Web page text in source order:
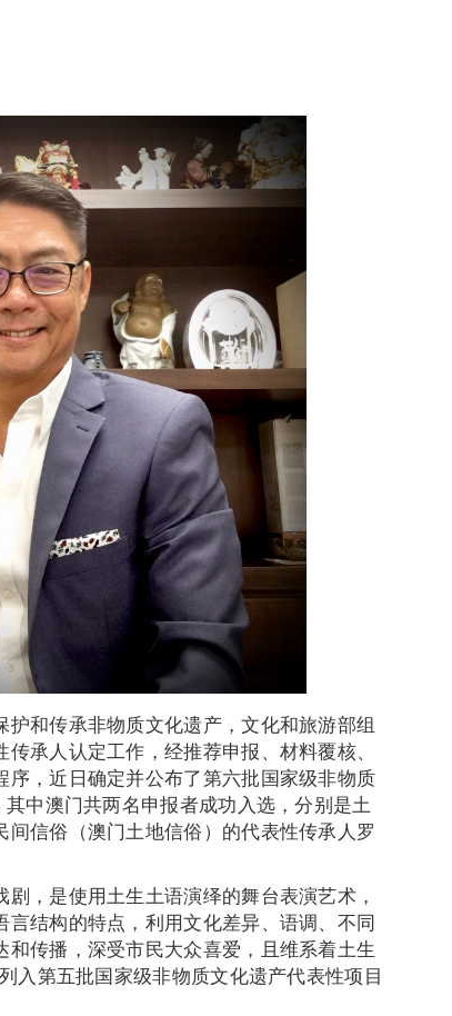
和传承非物质文化遗产，文化和旅游部组
承人认定工作，经推荐申报、材料覆核、
，近日确定并公布了第六批国家级非物质
中澳门共两名申报者成功入选，分别是土
信俗（澳门土地信俗）的代表性传承人罗
，是使用土生土语演绎的舞台表演艺术，
结构的特点，利用文化差异、语调、不同
传播，深受市民大众喜爱，且维系着土生
入第五批国家级非物质文化遗产代表性项目